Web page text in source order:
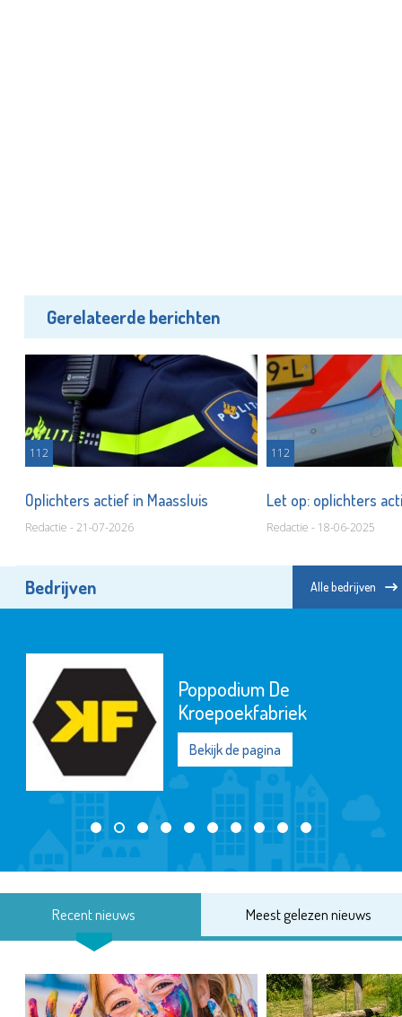
Gerelateerde berichten
112
Oplichters actief in Maassluis
Redactie - 21-07-2026
112
Let op: oplichters
Redactie - 18-06-2025
Bedrijven Alle bedrijven
Poppodium De
Kroepoekfabriek
Bekijk de pagina
Recent nieuws Meest gelezen nieuws